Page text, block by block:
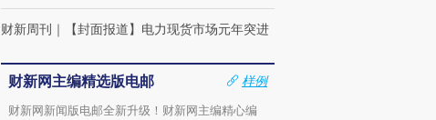
财新周刊 ｜ 【封面报道】电力现货市场元年突进
财新网主编精选版电邮
样例
财新网新闻版电邮全新升级！财新网主编精心编